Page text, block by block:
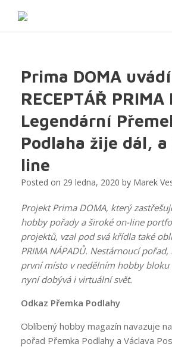
Prima DOMA uvádí
RECEPTÁŘ PRIMA
Legendární
Podlaha žije dál,
line
Posted on 29 ledna, 2020 by Marek
Projekt Prima DOMA, který
hobby pořady a široké on-line
projektů, vzal pod svá křídla také
PRIMA NÁPADŮ. Nestárnoucí
první místo v nedělním hobby bloku
nyní dobývá i virtuální svět.
Odkaz Přemka Podlahy
Oblíbený hobby magazín navazuje
pořad Přemka Podlahy a Václava